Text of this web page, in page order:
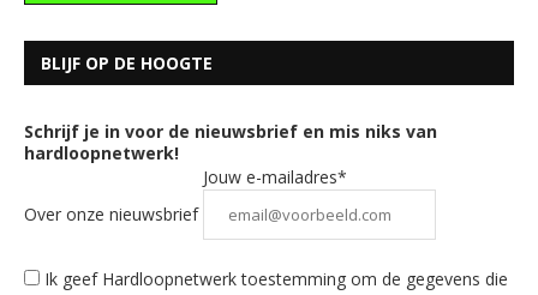
BLIJF OP DE HOOGTE
Schrijf je in voor de nieuwsbrief en mis niks van
hardloopnetwerk!
Over onze nieuwsbrief
Jouw e-mailadres*
Ik geef Hardloopnetwerk toestemming om de gegevens die